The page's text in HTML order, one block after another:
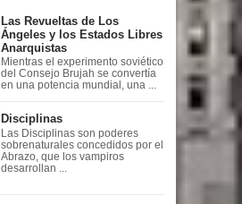
Las Revueltas de Los
Ángeles y los Estados Libres
Anarquistas
Mientras el experimento soviético
del Consejo Brujah se convertía
en una potencia mundial, una ...
Disciplinas
Las Disciplinas son poderes
sobrenaturales concedidos por el
Abrazo, que los vampiros
desarrollan ...